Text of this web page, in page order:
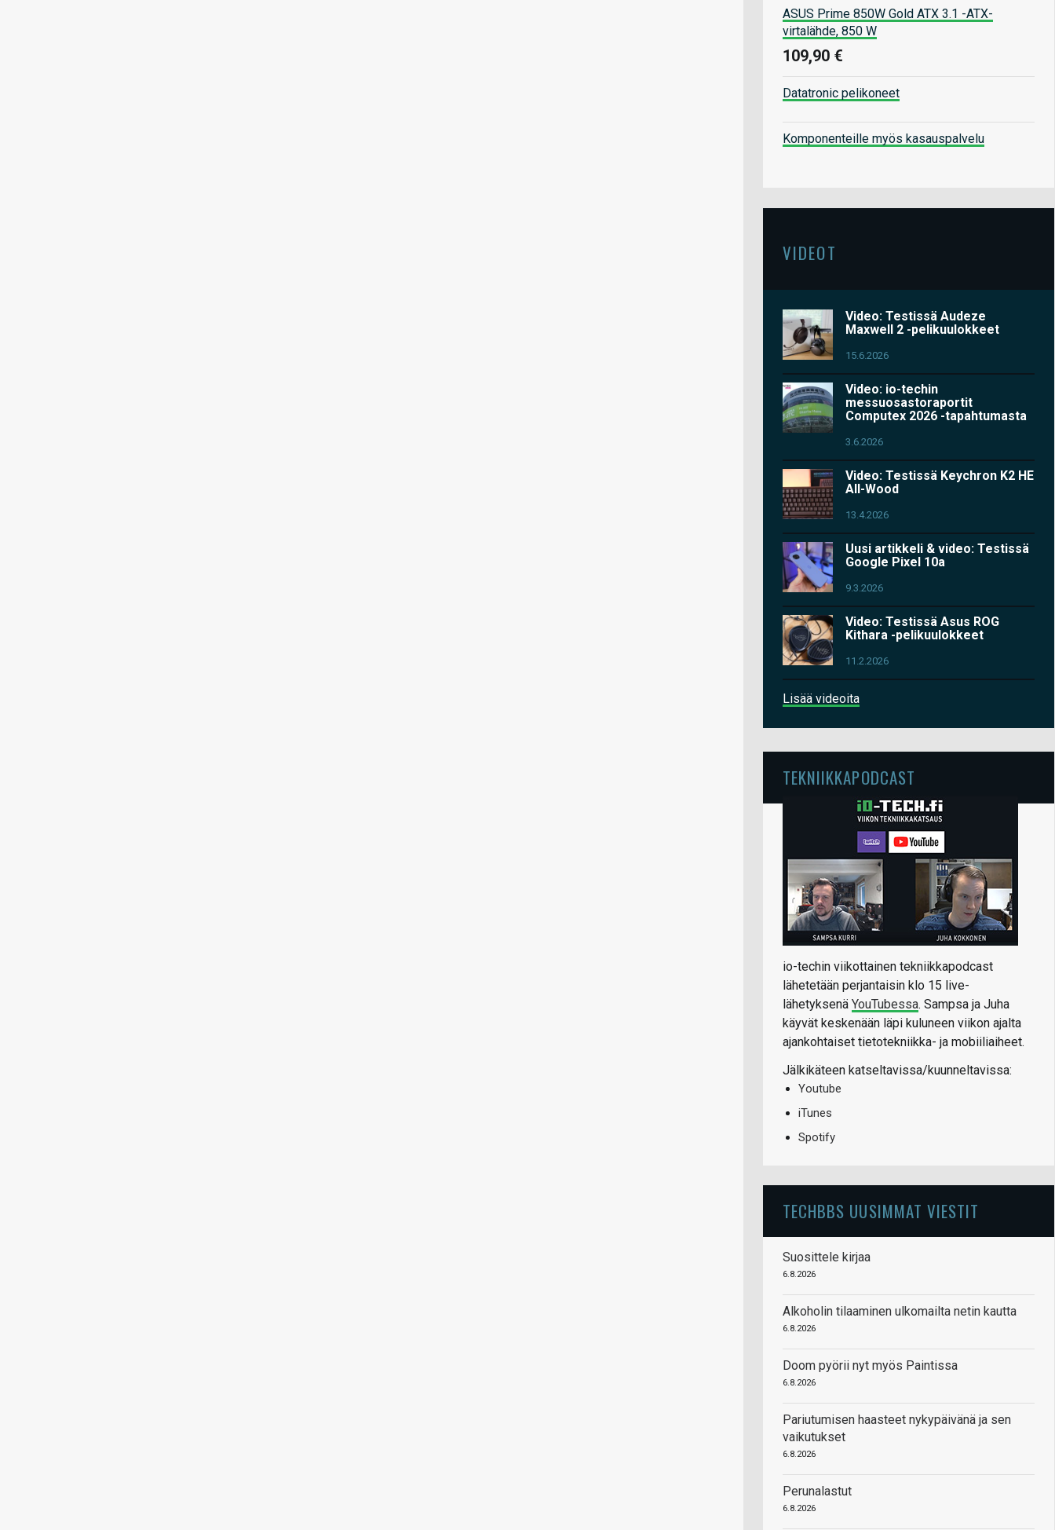
ASUS Prime 850W Gold ATX 3.1 -ATX-
virtalähde, 850 W
109,90 €
Datatronic pelikoneet
Komponenteille myös kasauspalvelu
VIDEOT
Video: Testissä Audeze
Maxwell 2 -pelikuulokkeet
15.6.2026
Video: io-techin
messuosastoraportit
Computex 2026 -tapahtumasta
3.6.2026
Video: Testissä Keychron K2 HE
All-Wood
13.4.2026
Uusi artikkeli & video: Testissä
Google Pixel 10a
9.3.2026
Video: Testissä Asus ROG
Kithara -pelikuulokkeet
11.2.2026
Lisää videoita
TEKNIIKKAPODCAST
io-techin viikottainen tekniikkapodcast
lähetetään perjantaisin klo 15 live-
lähetyksenä YouTubessa. Sampsa ja Juha
käyvät keskenään läpi kuluneen viikon ajalta
ajankohtaiset tietotekniikka- ja mobiiliaiheet.
Jälkikäteen katseltavissa/kuunneltavissa:
Youtube
iTunes
Spotify
TECHBBS UUSIMMAT VIESTIT
Suosittele kirjaa
6.8.2026
Alkoholin tilaaminen ulkomailta netin kautta
6.8.2026
Doom pyörii nyt myös Paintissa
6.8.2026
Pariutumisen haasteet nykypäivänä ja sen
vaikutukset
6.8.2026
Perunalastut
6.8.2026